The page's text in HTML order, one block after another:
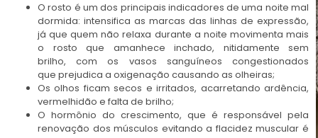
O rosto é um dos principais indicadores de uma noite mal
dormida: intensifica as marcas das linhas de expressão,
já que quem não relaxa durante a noite movimenta mais
o rosto que amanhece inchado, nitidamente sem
brilho, com os vasos sanguíneos congestionados
que prejudica a oxigenação causando as olheiras;
Os olhos ficam secos e irritados, acarretando ardência,
vermelhidão e falta de brilho;
O hormônio do crescimento, que é responsável pela
renovação dos músculos evitando a flacidez muscular é